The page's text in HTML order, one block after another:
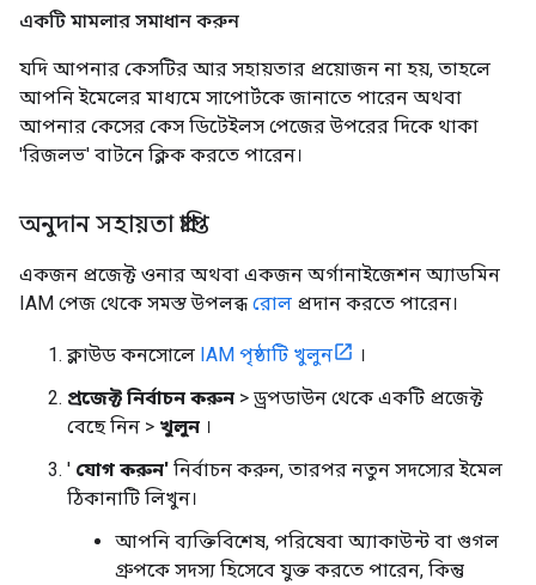
একটি মামলার সমাধান করুন
যদি আপনার কেসটির আর সহায়তার প্রয়োজন না হয়, তাহলে
আপনি ইমেলের মাধ্যমে সাপোর্টকে জানাতে পারেন অথবা
আপনার কেসের কেস ডিটেইলস পেজের উপরের দিকে থাকা
'রিজলভ' বাটনে ক্লিক করতে পারেন।
অনুদান সহায়তা প্রাপ্তি
একজন প্রজেক্ট ওনার অথবা একজন অর্গানাইজেশন অ্যাডমিন
IAM পেজ থেকে সমস্ত উপলব্ধ রোল প্রদান করতে পারেন।
ক্লাউড কনসোলে IAM পৃষ্ঠাটি খুলুন
।
প্রজেক্ট নির্বাচন করুন > ড্রপডাউন থেকে একটি প্রজেক্ট
বেছে নিন > খুলুন ।
' যোগ করুন' নির্বাচন করুন, তারপর নতুন সদস্যের ইমেল
ঠিকানাটি লিখুন।
আপনি ব্যক্তিবিশেষ, পরিষেবা অ্যাকাউন্ট বা গুগল
গ্রুপকে সদস্য হিসেবে যুক্ত করতে পারেন, কিন্তু